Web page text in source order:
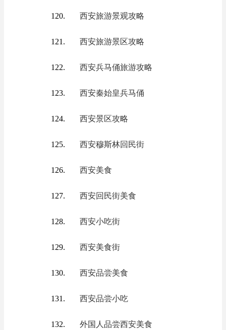
西安旅游景观攻略
西安旅游景区攻略
西安兵马俑旅游攻略
西安秦始皇兵马俑
西安景区攻略
西安穆斯林回民街
西安美食
西安回民街美食
西安小吃街
西安美食街
西安品尝美食
西安品尝小吃
外国人品尝西安美食